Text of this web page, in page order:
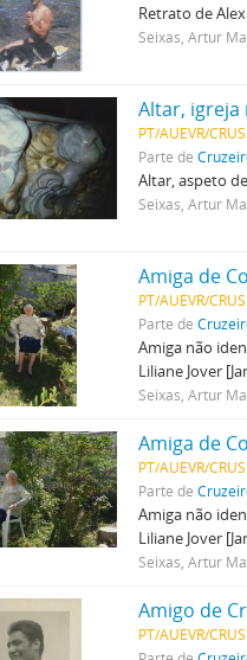
Retrato de
Seixas, Artur
Altar, igreja
PT/AUEVR/
Parte de
Altar, aspeto
Seixas, Artur
Amiga de
PT/AUEVR/
Parte de
Amiga não
Liliane Jover
Seixas, Artur
Amiga de
PT/AUEVR/
Parte de
Amiga não
Liliane Jover
Seixas, Artur
Amigo de
PT/AUEVR/